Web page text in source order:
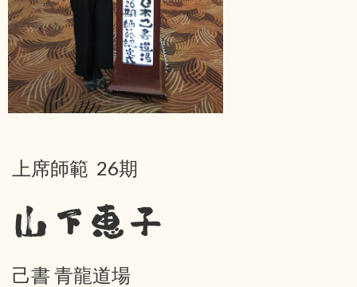
上席師範 26期
山下恵子
己書 青龍道場